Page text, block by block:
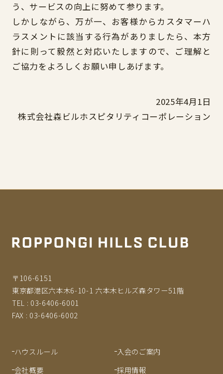
う、サービスの向上に努めて参ります。
しかしながら、万が一、お客様からカスタマーハ
ラスメントに該当する行為がありましたら、本方
針に則って毅然と対応いたしますので、ご理解と
ご協力をよろしくお願い申しあげます。
2025年4月1日
株式会社森ビルホスピタリティコーポレーション
〒106-6151
東京都港区六本木6-10-1 六本木ヒルズ森タワー51階
TEL : 03-6406-6001
FAX : 03-6406-6002
ハウスルール
入会のご案内
会社概要
採用情報